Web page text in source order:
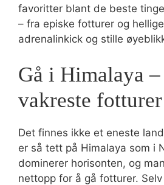
favoritter blant de beste
– fra episke fotturer og
adrenalinkick og stille
Gå i Himalaya
vakreste fotturer
Det finnes ikke et eneste
er så tett på Himalaya som i
dominerer horisonten, og
nettopp for å gå fotturer.